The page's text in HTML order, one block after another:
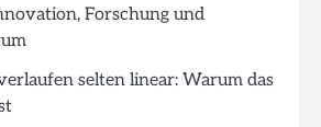
Forschung und
selten linear: Warum das